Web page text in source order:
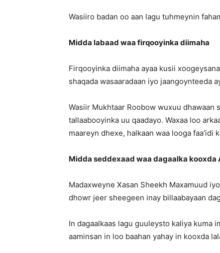
Wasiiro badan oo aan lagu tuhmeynin
Midda labaad waa firqooyinka diimaha
Firqooyinka diimaha ayaa kusii
shaqada wasaaradaan iyo jaangoynteeda
Wasiir Mukhtaar Roobow wuxuu dhawaan
tallaabooyinka uu qaadayo. Waxaa loo
maareyn dhexe, halkaan waa looga faa’idi
Midda seddexaad waa dagaalka kooxda
Madaxweyne Xasan Sheekh Maxamuud
dhowr jeer sheegeen inay billaabayaan
In dagaalkaas lagu guuleysto kaliya kuma
aaminsan in loo baahan yahay in kooxda